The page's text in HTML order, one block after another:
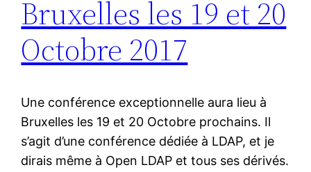
Bruxelles les 19 et 20
Octobre 2017
Une conférence exceptionnelle aura lieu à
Bruxelles les 19 et 20 Octobre prochains. Il
s’agit d’une conférence dédiée à LDAP, et je
dirais même à Open LDAP et tous ses dérivés.